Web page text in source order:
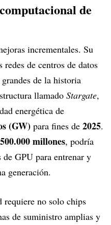
de
incrementales. Su
de centros de datos
de la historia
llamado Stargate,
energética de
(GW) para fines de 2025.
millones, podría
de GPU para entrenar y
generación.
requiere no solo chips
de suministro amplias y